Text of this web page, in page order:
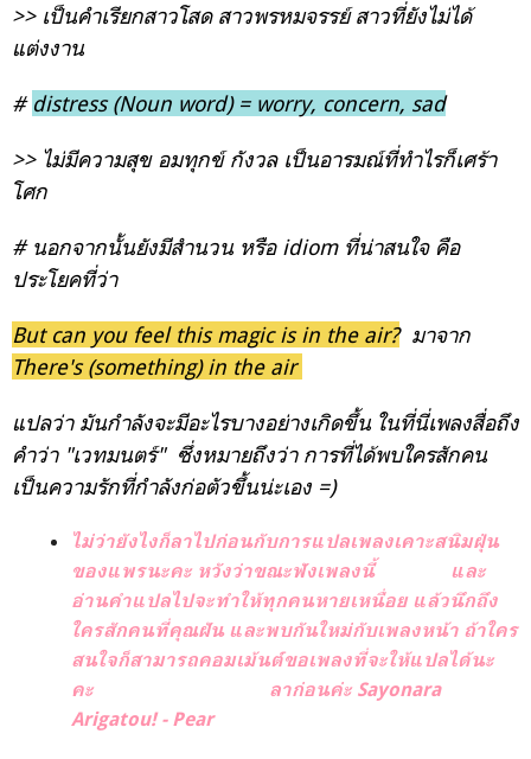
>> เป็นคำเรียกสาวโสด สาวพรหมจรรย์ สาวที่ยังไม่ได้
แต่งงาน
# distress (Noun word) = worry, concern, sad
>> ไม่มีความสุข อมทุกข์ กังวล เป็นอารมณ์ที่ทำไรก็เศร้า
โศก
# นอกจากนั้นยังมีสำนวน หรือ idiom ที่น่าสนใจ คือ
ประโยคที่ว่า
But can you feel this magic is in the air?มาจาก
There's (something) in the air
แปลว่า มันกำลังจะมีอะไรบางอย่างเกิดขึ้น ในที่นี่เพลงสื่อถึง
คำว่า "เวทมนตร์" ซึ่งหมายถึงว่า การที่ได้พบใครสักคน
เป็นความรักที่กำลังก่อตัวขึ้นน่ะเอง =)
ไม่ว่ายังไงก็ลาไปก่อนกับการแปลเพลงเคาะสนิมฝุ่น
ของแพรนะคะ หวังว่าขณะฟังเพลงนี้ และ
อ่านคำแปลไปจะทำให้ทุกคนหายเหนื่อย แล้วนึกถึง
ใครสักคนที่คุณฝัน และพบกันใหม่กับเพลงหน้า ถ้าใคร
สนใจก็สามารถคอมเม้นต์ขอเพลงที่จะให้แปลได้นะ
คะ ลาก่อนค่ะ Sayonara
Arigatou! - Pear